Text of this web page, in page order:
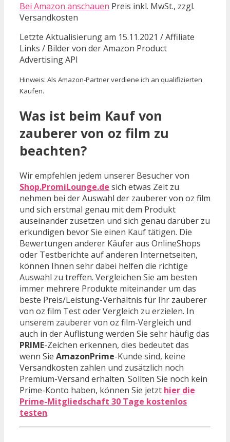
Bei Amazon anschauen Preis inkl. MwSt., zzgl.
Versandkosten
Letzte Aktualisierung am 15.11.2021 / Affiliate
Links / Bilder von der Amazon Product
Advertising API
Hinweis: Als Amazon-Partner verdiene ich an qualifizierten
Käufen.
Was ist beim Kauf von
zauberer von oz film zu
beachten?
Wir empfehlen jedem unserer Besucher von
Shop.PromiLounge.de sich etwas Zeit zu
nehmen bei der Auswahl der zauberer von oz film
und sich erstmal genau mit dem Produkt
auseinander zusetzen und sich genau darüber zu
erkundigen bevor Sie einen Kauf tätigen. Die
Bewertungen anderer Käufer aus OnlineShops
oder Testberichte auf anderen Internetseiten,
können Ihnen sehr dabei helfen die richtige
Auswahl zu treffen. Vergleichen Sie am besten
immer mehrere Produkte miteinander um das
beste Preis/Leistung-Verhältnis für Ihr zauberer
von oz film Test oder Vergleich zu erzielen. In
unserem zauberer von oz film-Vergleich und
auch in der Auflistung werden Sie sehr häufig das
PRIME-Zeichen erkennen, dies bedeutet das
wenn Sie AmazonPrime-Kunde sind, keine
Versandkosten zahlen und zusätzlich noch
Premium-Versand erhalten. Sollten Sie noch kein
Prime-Konto haben, können Sie jetzt hier die
Prime-Mitgliedschaft 30 Tage kostenlos
testen.